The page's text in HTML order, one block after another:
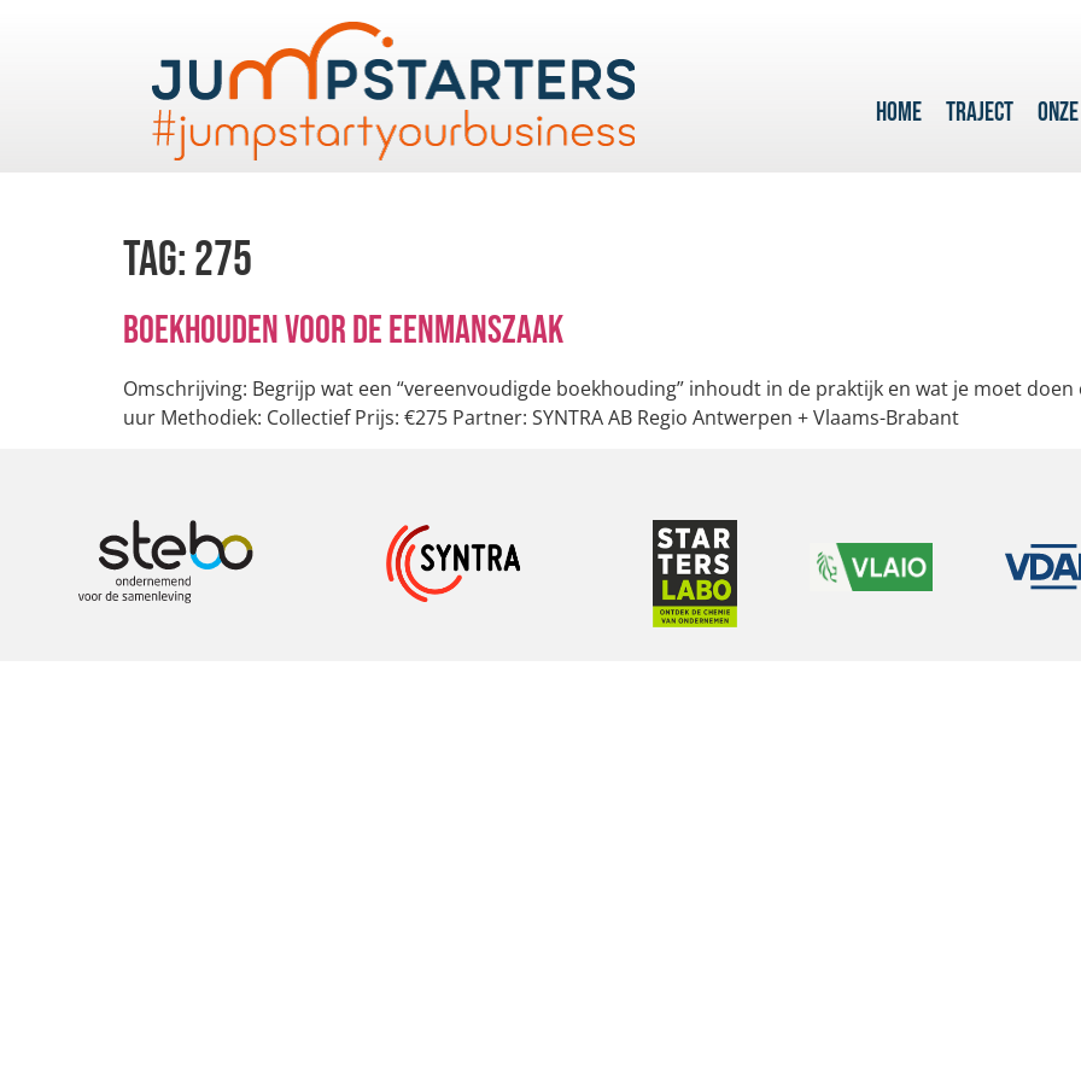
HOME TRAJECT
Tag:275
Boekhouden voor de eenmanszaak
Omschrijving: Begrijp wat een “vereenvoudigde boekhouding” inhoudt in de praktijk en wat je moet
uur Methodiek: Collectief Prijs: €275 Partner: SYNTRA AB Regio Antwerpen + Vlaams-Brabant